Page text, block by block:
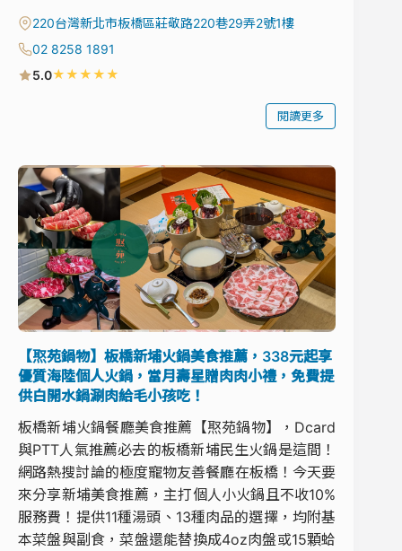
220台灣新北市板橋區莊敬路220巷29弄2號1樓
02 8258 1891
5.0★★★★★
閱讀更多
【焣苑鍋物】板橋新埔火鍋美食推薦，338元起享
優質海陸個人火鍋，當月壽星贈肉肉小禮，免費提
供白開水鍋涮肉給毛小孩吃！
板橋新埔火鍋餐廳美食推薦【焣苑鍋物】，Dcard
與PTT人氣推薦必去的板橋新埔民生火鍋是這間！
網路熱搜討論的極度寵物友善餐廳在板橋！今天要
來分享新埔美食推薦，主打個人小火鍋且不收10%
服務費！提供11種湯頭、13種肉品的選擇，均附基
本菜盤與副食，菜盤還能替換成4oz肉盤或15顆蛤